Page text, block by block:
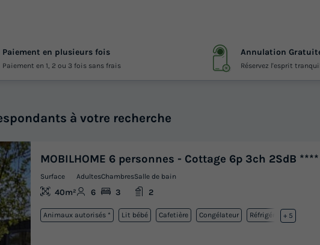
Paiement en plusieurs fois
Paiement en 1, 2 ou 3 fois sans frais
Annulation
Réservez l'esprit
à votre recherche
MOBILHOME 6 personnes - Cottage 6p 3ch 2SdB ****
Surface
40m²
Adultes
6
Chambres
3
Salle de bain
2
Animaux autorisés * Lit bébé Cafetière Congélateur Réfrigérateur
+ 5